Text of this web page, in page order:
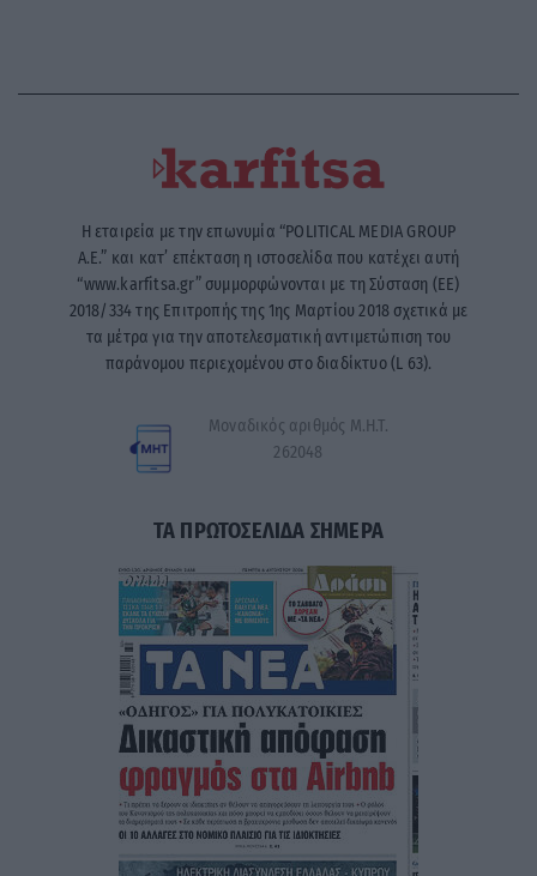
Η εταιρεία με την επωνυμία “POLITICAL MEDIA GROUP
A.E.” και κατ’ επέκταση η ιστοσελίδα που κατέχει αυτή
“www.karfitsa.gr” συμμορφώνονται με τη Σύσταση (ΕΕ)
2018/334 της Επιτροπής της 1ης Μαρτίου 2018 σχετικά με
τα μέτρα για την αποτελεσματική αντιμετώπιση του
παράνομου περιεχομένου στο διαδίκτυο (L 63).
Μοναδικός αριθμός Μ.Η.Τ.
262048
ΤΑ ΠΡΩΤΟΣΕΛΙΔΑ ΣΗΜΕΡΑ